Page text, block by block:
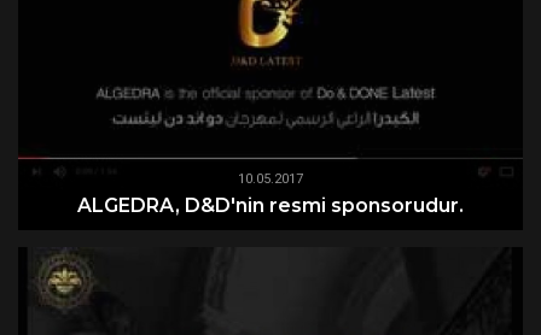
10.05.2017
ALGEDRA, D&D'nin resmi sponsorudur.